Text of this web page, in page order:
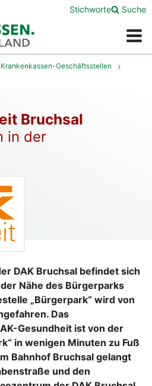
Menü
Stichworte Suche
Krankenkassen-Geschäftsstellen
Bruchsal
in der
DAK Bruchsal befindet sich
Nähe des Bürgerparks
„Bürgerpark“ wird von
Das
Gesundheit ist von der
in wenigen Minuten zu Fuß
Bahnhof Bruchsal gelangt
und den